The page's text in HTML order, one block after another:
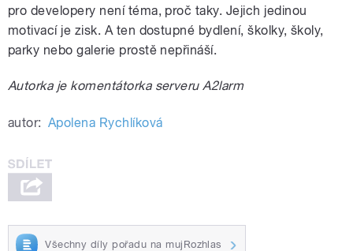
pro developery není téma, proč taky. Jejich jedinou
motivací je zisk. A ten dostupné bydlení, školky, školy,
parky nebo galerie prostě nepřináší.
Autorka je komentátorka serveru A2larm
autor: Apolena Rychlíková
Všechny díly pořadu na mujRozhlas